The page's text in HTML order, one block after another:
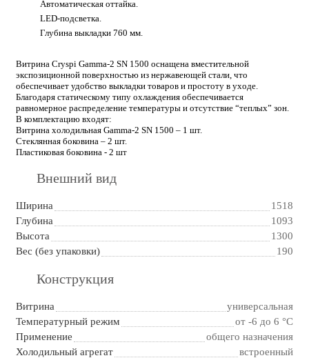
Автоматическая оттайка.
LED-подсветка.
Глубина выкладки 760 мм.
Витрина Cryspi Gamma-2 SN 1500 оснащена вместительной
экспозиционной поверхностью из нержавеющей стали, что
обеспечивает удобство выкладки товаров и простоту в уходе.
Благодаря статическому типу охлаждения обеспечивается
равномерное распределение температуры и отсутствие “теплых” зон.
В комплектацию входят:
Витрина холодильная Gamma-2 SN 1500 – 1 шт.
Стеклянная боковина – 2 шт.
Пластиковая боковина - 2 шт
Внешний вид
Ширина
1518
Глубина
1093
Высота
1300
Вес (без упаковки)
190
Конструкция
Витрина
универсальная
Температурный режим
от -6 до 6 °C
Применение
общего назначения
Холодильный агрегат
встроенный